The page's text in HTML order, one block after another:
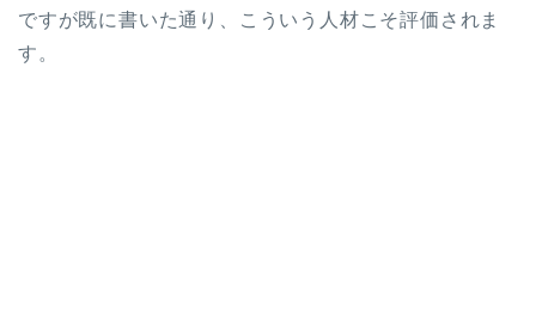
ですが既に書いた通り、こういう人材こそ評価されま
す。